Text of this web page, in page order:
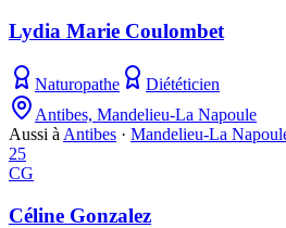
Lydia Marie Coulombet
Naturopathe
Diététicien
Antibes, Mandelieu-La Napoule
Aussi à Antibes · Mandelieu-La
25
CG
Céline Gonzalez